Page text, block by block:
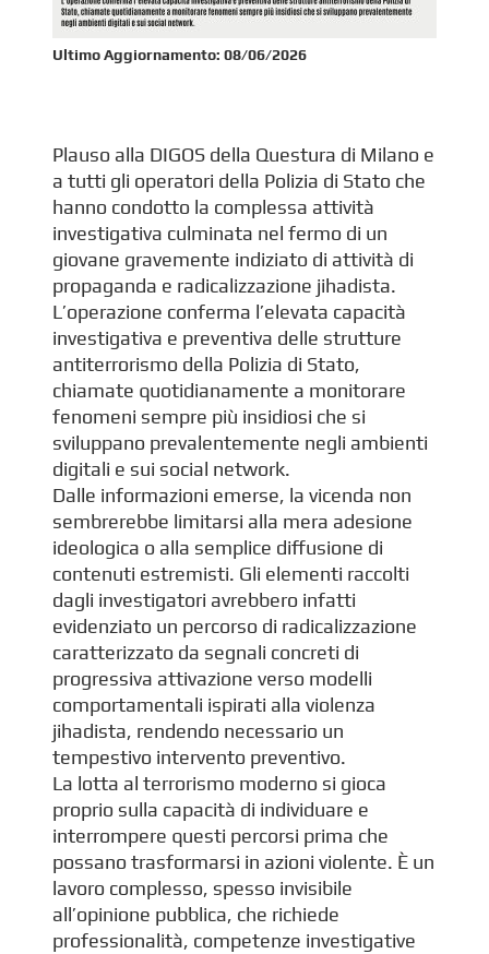
Ultimo Aggiornamento: 08/06/2026
Plauso alla DIGOS della Questura di Milano e
a tutti gli operatori della Polizia di Stato che
hanno condotto la complessa attività
investigativa culminata nel fermo di un
giovane gravemente indiziato di attività di
propaganda e radicalizzazione jihadista.
L’operazione conferma l’elevata capacità
investigativa e preventiva delle strutture
antiterrorismo della Polizia di Stato,
chiamate quotidianamente a monitorare
fenomeni sempre più insidiosi che si
sviluppano prevalentemente negli ambienti
digitali e sui social network.
Dalle informazioni emerse, la vicenda non
sembrerebbe limitarsi alla mera adesione
ideologica o alla semplice diffusione di
contenuti estremisti. Gli elementi raccolti
dagli investigatori avrebbero infatti
evidenziato un percorso di radicalizzazione
caratterizzato da segnali concreti di
progressiva attivazione verso modelli
comportamentali ispirati alla violenza
jihadista, rendendo necessario un
tempestivo intervento preventivo.
La lotta al terrorismo moderno si gioca
proprio sulla capacità di individuare e
interrompere questi percorsi prima che
possano trasformarsi in azioni violente. È un
lavoro complesso, spesso invisibile
all’opinione pubblica, che richiede
professionalità, competenze investigative